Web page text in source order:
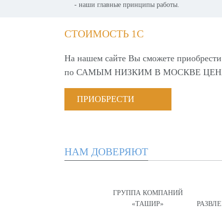
- наши главные принципы работы.
СТОИМОСТЬ 1С
На нашем сайте Вы сможете
по САМЫМ НИЗКИМ В МОСКВЕ
ПРИОБРЕСТИ
НАМ ДОВЕРЯЮТ
ГРУППА КОМПАНИЙ
«ТАШИР»